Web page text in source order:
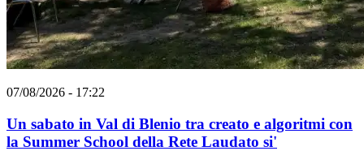
07/08/2026 - 17:22
Un sabato in Val di Blenio tra creato e algoritmi con
la Summer School della Rete Laudato si'